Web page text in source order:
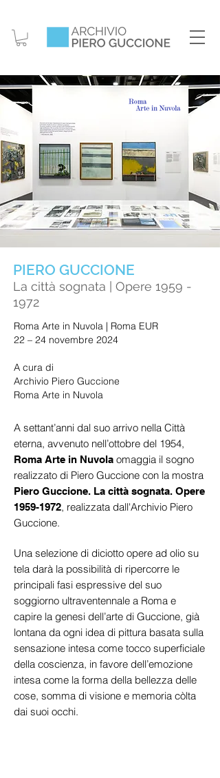
PIERO GUCCIONE
La città sognata | Opere 1959 -
1972
Roma Arte in Nuvola | Roma EUR
22 – 24 novembre 2024
A cura di
Archivio Piero Guccione
Roma Arte in Nuvola
A settant’anni dal suo arrivo nella Città
eterna, avvenuto nell’ottobre del 1954,
Roma Arte in Nuvola omaggia il sogno
realizzato di Piero Guccione con la mostra
Piero Guccione. La città sognata. Opere
1959-1972, realizzata dall'Archivio Piero
Guccione.
Una selezione di diciotto opere ad olio su
tela darà la possibilità di ripercorre le
principali fasi espressive del suo
soggiorno ultraventennale a Roma e
capire la genesi dell’arte di Guccione, già
lontana da ogni idea di pittura basata sulla
sensazione intesa come tocco superficiale
della coscienza, in favore dell’emozione
intesa come la forma della bellezza delle
cose, somma di visione e memoria còlta
dai suoi occhi.